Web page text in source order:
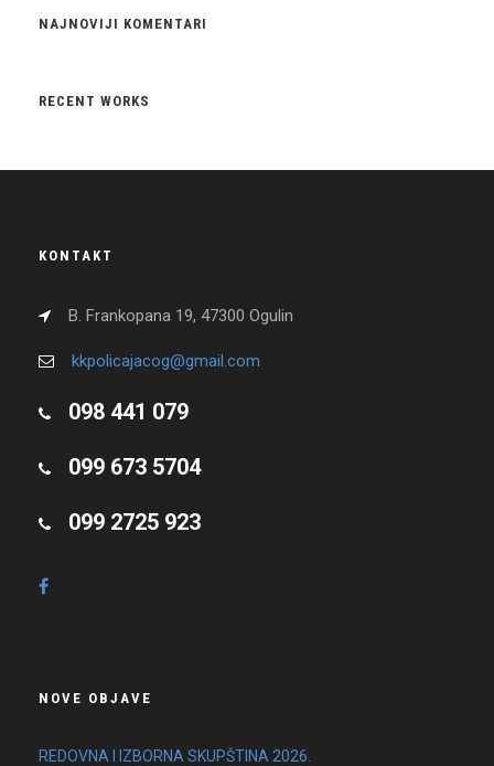
NAJNOVIJI KOMENTARI
RECENT WORKS
KONTAKT
B. Frankopana 19, 47300 Ogulin
kkpolicajacog@gmail.com
098 441 079
099 673 5704
099 2725 923
NOVE OBJAVE
REDOVNA I IZBORNA SKUPŠTINA 2026.